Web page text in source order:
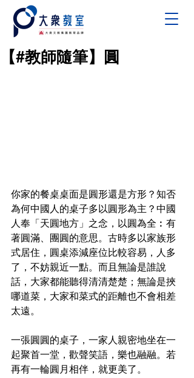
【#教師隨筆】圓
你家的餐桌桌面是圓形還是方形？知否
為何中國人的桌子多以圓形為主？中國
人奉「天圓地方」之念，以圓為全︰有
著圓滿、團圓的意思。古時多以家族形
式居住，圓桌添減座位比較容易，人多
了，不妨親近一點。而且無論是誰說
話，大家都能聽得清清楚楚；無論是挾
哪道菜，大家和菜式的距離也不會相差
太遠。
一張圓圓的桌子，一家人親密地坐在一
起聚首一堂，歡聲笑語，樂也融融。若
再有一輪圓月相伴，就更美了。